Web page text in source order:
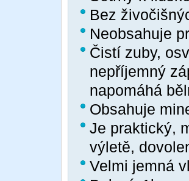
Bez
Neobsahuje
Čistí zuby,
nepříjemný
napomáhá
Obsahuje
Je praktický,
výletě,
Velmi jemná